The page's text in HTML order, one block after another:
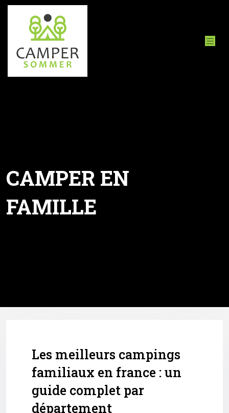
CAMPER EN
FAMILLE
Les meilleurs campings
familiaux en france : un
guide complet par
département